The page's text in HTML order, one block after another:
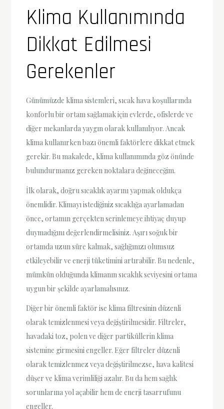
Klima Kullanımında
Dikkat Edilmesi
Gerekenler
Günümüzde klima sistemleri, sıcak hava koşullarında
konforlu bir ortam sağlamak için evlerde, ofislerde ve
diğer mekanlarda yaygın olarak kullanılıyor. Ancak
klima kullanırken bazı önemli faktörlere dikkat etmek
gerekir. Bu makalede, klima kullanımında göz önünde
bulundurmanız gereken noktalara değineceğim.
İlk olarak, doğru sıcaklık ayarını yapmak oldukça
önemlidir. Klimayı istediğiniz sıcaklığa ayarlamadan
önce, ortamın gerçekten serinlemeye ihtiyaç duyup
duymadığını değerlendirmelisiniz. Aşırı soğuk bir
ortamda uzun süre kalmak, sağlığınızı olumsuz
etkileyebilir ve enerji tüketimini artırabilir. Bu nedenle,
mümkün olduğunda klimanın sıcaklık seviyesini ortama
uygun bir şekilde ayarlamalısınız.
Diğer bir önemli faktör ise klima filtresinin düzenli
olarak temizlenmesi veya değiştirilmesidir. Filtreler,
havadaki toz, polen ve diğer partiküllerin klima
sistemine girmesini engeller. Eğer filtreler düzenli
olarak temizlenmez veya değiştirilmezse, hava kalitesi
düşer ve klima verimliliği azalır. Bu da hem sağlık
sorunlarına yol açabilir hem de enerji tasarrufunu
engeller.